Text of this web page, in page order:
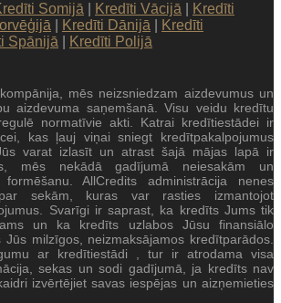
Somijā Kredīti Vācijā
Kredīti
Kredīti Dānijā
Kredīti
Spānijā Kredīti Polijā
mēs neizsniedzam aizdevumus un
aizdevuma saņemšanā. Visu veidu kredītu
normatīvie akti. Katrai kredītiestādei ir
kas ļauj viņai sniegt kredītpakalpojumus
varat izlasīt un atrast šajā mājas lapā ir
mēs nekādā gadījumā neiesakām un
AllCredits administrācija nenes
sekām, kuras var rasties izmantojot
Svarīgi ir saprast, ka kredīts Jums tik
un ka kredīts uzlabos Jūsu finansiālo
Jūs milzīgos, neizmaksājamos kredītparādos.
ar kredītiestādi , tur ir atrodama visa
sekas un sodi gadījumā, ja kredīts nav
izvērtējiet savas iespējas un aizņemieties